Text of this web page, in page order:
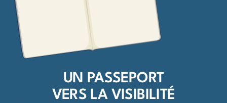
UN PASSEPORT
VERS LA VISIBILITÉ